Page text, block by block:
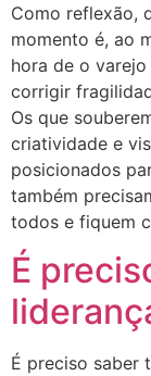
Como reflexão,
momento é, ao
hora de o
corrigir
Os que
criatividade e
posicionados
também
todos e fiquem
É
É preciso saber